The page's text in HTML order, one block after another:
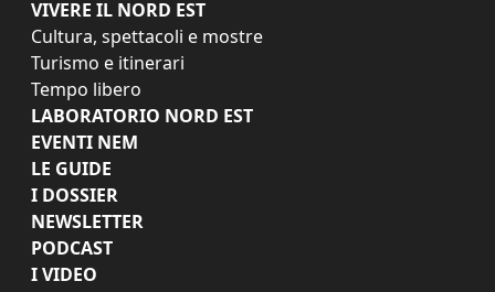
VIVERE IL NORD EST
Cultura, spettacoli e mostre
Turismo e itinerari
Tempo libero
LABORATORIO NORD EST
EVENTI NEM
LE GUIDE
I DOSSIER
NEWSLETTER
PODCAST
I VIDEO